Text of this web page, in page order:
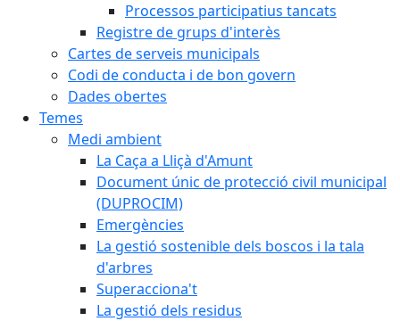
Processos participatius tancats
Registre de grups d'interès
Cartes de serveis municipals
Codi de conducta i de bon govern
Dades obertes
Temes
Medi ambient
La Caça a Lliçà d'Amunt
Document únic de protecció civil municipal
(DUPROCIM)
Emergències
La gestió sostenible dels boscos i la tala
d'arbres
Superacciona't
La gestió dels residus